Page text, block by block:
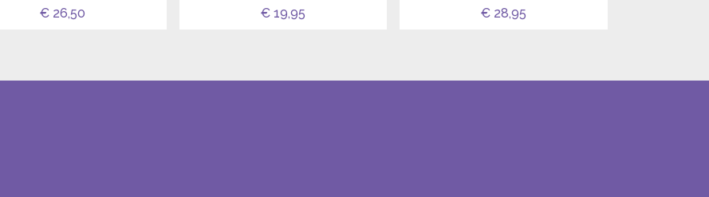
€ 26,50
€ 19,95
€ 28,95